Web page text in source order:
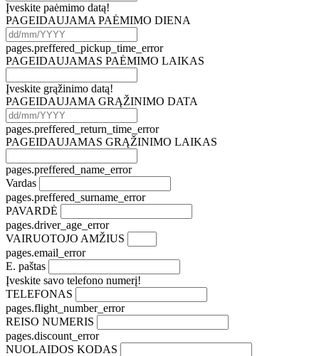
Įveskite paėmimo datą!
PAGEIDAUJAMA PAĖMIMO DIENA
pages.preffered_pickup_time_error
PAGEIDAUJAMAS PAĖMIMO LAIKAS
Įveskite grąžinimo datą!
PAGEIDAUJAMA GRĄŽINIMO DATA
pages.preffered_return_time_error
PAGEIDAUJAMAS GRĄŽINIMO LAIKAS
pages.preffered_name_error
Vardas
pages.preffered_surname_error
PAVARDĖ
pages.driver_age_error
VAIRUOTOJO AMŽIUS
pages.email_error
E. paštas
Įveskite savo telefono numerį!
TELEFONAS
pages.flight_number_error
REISO NUMERIS
pages.discount_error
NUOLAIDOS KODAS